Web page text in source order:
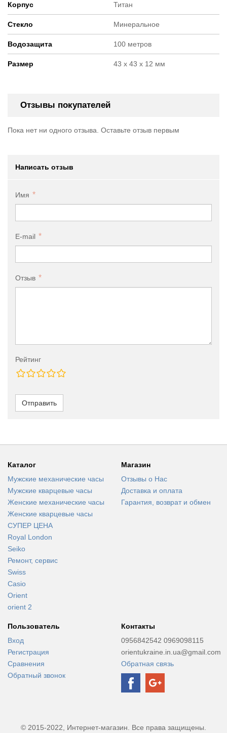
Корпус Титан
Стекло Минеральное
Водозащита 100 метров
Размер 43 x 43 x 12 мм
Отзывы покупателей
Пока нет ни одного отзыва. Оставьте отзыв первым
Написать отзыв
Имя
E-mail
Отзыв
Рейтинг
Отправить
Каталог
Мужские механические часы
Мужские кварцевые часы
Женские механические часы
Женские кварцевые часы
СУПЕР ЦЕНА
Royal London
Seiko
Ремонт, сервис
Swiss
Casio
Orient
orient 2
Магазин
Отзывы о Нас
Доставка и оплата
Гарантия, возврат и обмен
Пользователь
Вход
Регистрация
Сравнения
Обратный звонок
Контакты
0956842542 0969098115
orientukraine.in.ua@gmail.com
Обратная связь
© 2015-2022, Интернет-магазин. Все права защищены.